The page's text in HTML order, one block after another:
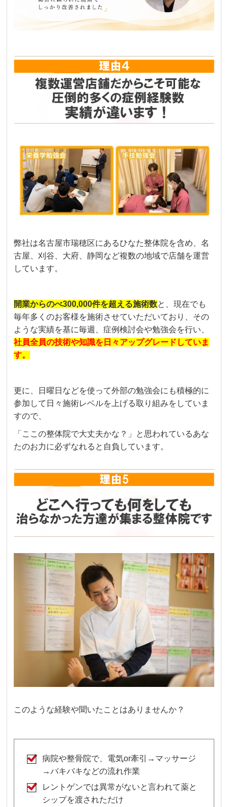
弊社は名古屋市瑞穂区にあるひなた整体院を含め、名
古屋、刈谷、大府、静岡など複数の地域で店舗を運営
しています。
開業からのべ300,000件を超える施術数と、現在でも
毎年多くのお客様を施術させていただいており、その
ような実績を基に毎週、症例検討会や勉強会を行い、
社員全員の技術や知識を日々アップグレードしていま
す。
更に、日曜日などを使って外部の勉強会にも積極的に
参加して日々施術レベルを上げる取り組みをしていま
すので、
「ここの整体院で大丈夫かな？」と思われているあな
たのお力に必ずなれると自負しています。
このような経験や聞いたことはありませんか？
病院や整骨院で、電気or牽引→マッサージ
→バキバキなどの流れ作業
レントゲンでは異常がないと言われて薬と
シップを渡されただけ